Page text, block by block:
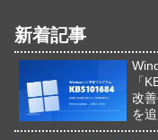
新着記事
「
改
を